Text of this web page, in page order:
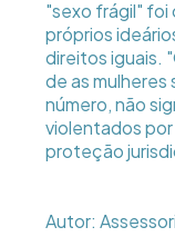
"sexo frágil" foi
próprios
direitos iguais.
de as mulheres
número, não
violentados
proteção
Autor: